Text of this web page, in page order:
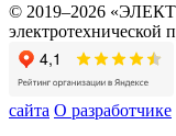
© 2019–2026
электротехнической
сайта О разработчике